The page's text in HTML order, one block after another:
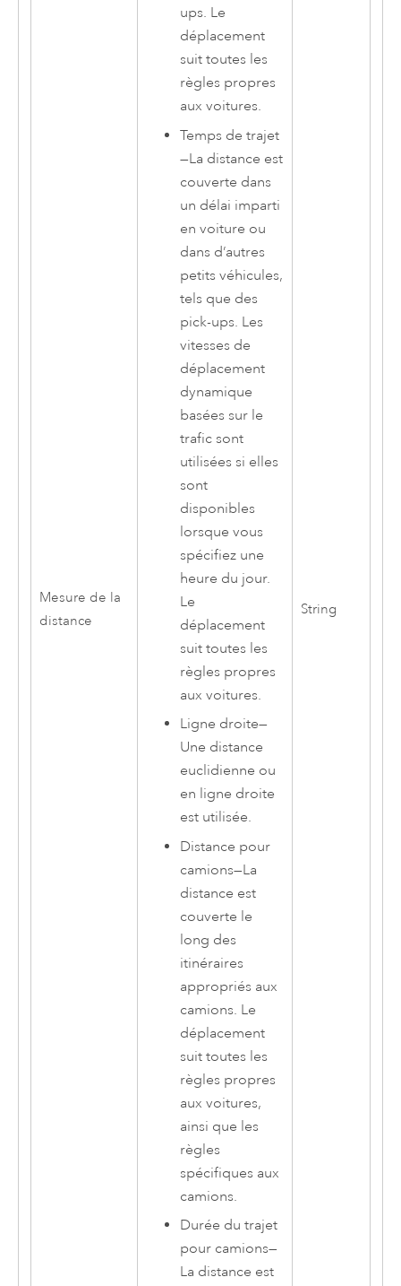
Mesure de la
distance
ups. Le
déplacement
suit toutes les
règles propres
aux voitures.
Temps de trajet
—La distance est
couverte dans
un délai imparti
en voiture ou
dans d’autres
petits véhicules,
tels que des
pick-ups. Les
vitesses de
déplacement
dynamique
basées sur le
trafic sont
utilisées si elles
sont
disponibles
lorsque vous
spécifiez une
heure du jour.
Le
déplacement
suit toutes les
règles propres
aux voitures.
Ligne droite—
Une distance
euclidienne ou
en ligne droite
est utilisée.
Distance pour
camions—La
distance est
couverte le
long des
itinéraires
appropriés aux
camions. Le
déplacement
suit toutes les
règles propres
aux voitures,
ainsi que les
règles
spécifiques aux
camions.
Durée du trajet
pour camions—
La distance est
String